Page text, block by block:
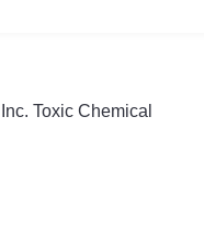
Toxic Chemical